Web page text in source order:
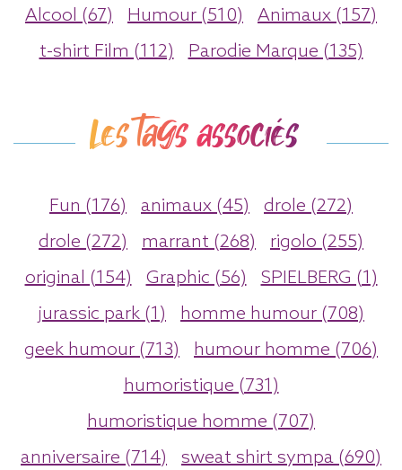
Alcool (67) Humour (510)
Animaux (157)
t-shirt Film (112)
Parodie Marque (135)
Les tags associés
Fun (176) animaux (45)
drole (272)
drole (272)
marrant (268)
rigolo (255)
original (154)
Graphic (56)
SPIELBERG (1)
jurassic park (1)
homme humour (708)
geek humour (713)
humour homme (706)
humoristique (731)
humoristique homme (707)
anniversaire (714)
sweat shirt sympa (690)